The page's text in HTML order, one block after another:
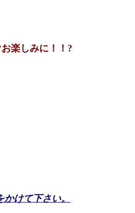
お楽しみに！！?
けて下さい。